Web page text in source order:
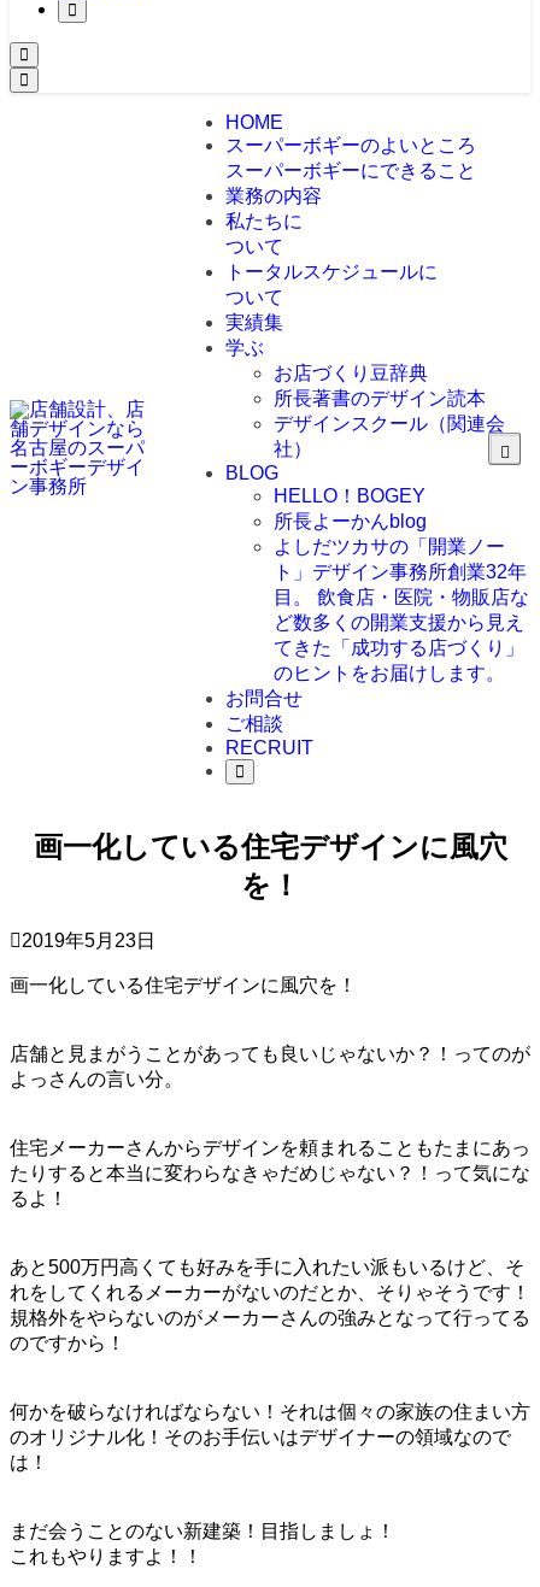
HOME
スーパーボギーのよいところ
スーパーボギーにできること
業務の内容
私たちに
ついて
トータルスケジュールに
ついて
実績集
学ぶ
お店づくり豆辞典
所長著書のデザイン読本
デザインスクール（関連会
社）
BLOG
HELLO！BOGEY
所長よーかんblog
よしだツカサの「開業ノー
ト」 デザイン事務所創業32年
目。 飲食店・医院・物販店な
ど数多くの開業支援から見え
てきた「成功する店づくり」
のヒントをお届けします。
お問合せ
ご相談
RECRUIT
画一化している住宅デザインに風穴
を！
2019年5月23日
画一化している住宅デザインに風穴を！
店舗と見まがうことがあっても良いじゃないか？！ってのが
よっさんの言い分。
住宅メーカーさんからデザインを頼まれることもたまにあっ
たりすると本当に変わらなきゃだめじゃない？！って気にな
るよ！
あと500万円高くても好みを手に入れたい派もいるけど、そ
れをしてくれるメーカーがないのだとか、そりゃそうです！
規格外をやらないのがメーカーさんの強みとなって行ってる
のですから！
何かを破らなければならない！それは個々の家族の住まい方
のオリジナル化！そのお手伝いはデザイナーの領域なので
は！
まだ会うことのない新建築！目指しましょ！
これもやりますよ！！